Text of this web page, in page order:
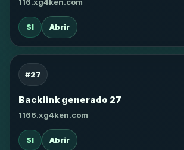
SI Abrir
#27
Backlink generado 27
1166.xg4ken.com
SI Abrir